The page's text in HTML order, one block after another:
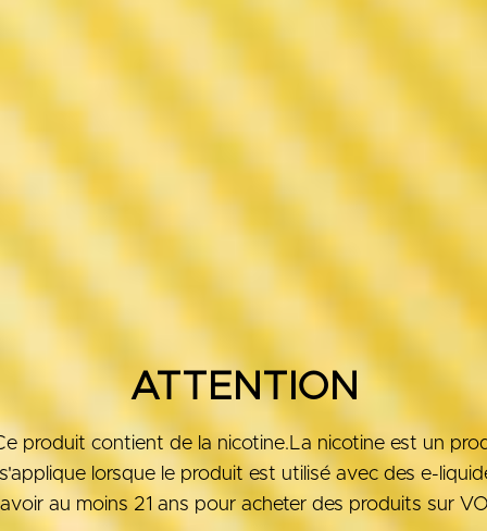
ATTENTION
produit contient de la nicotine.La nicotine est un
lorsque le produit est utilisé avec des e-
au moins 21 ans pour acheter des produits sur